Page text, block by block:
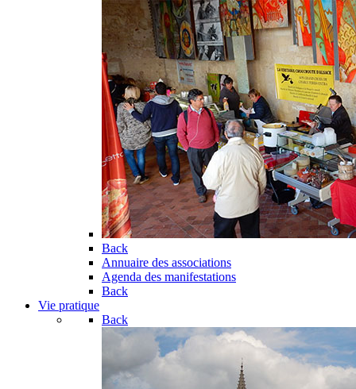
Back
Annuaire des associations
Agenda des manifestations
Back
Vie pratique
Back